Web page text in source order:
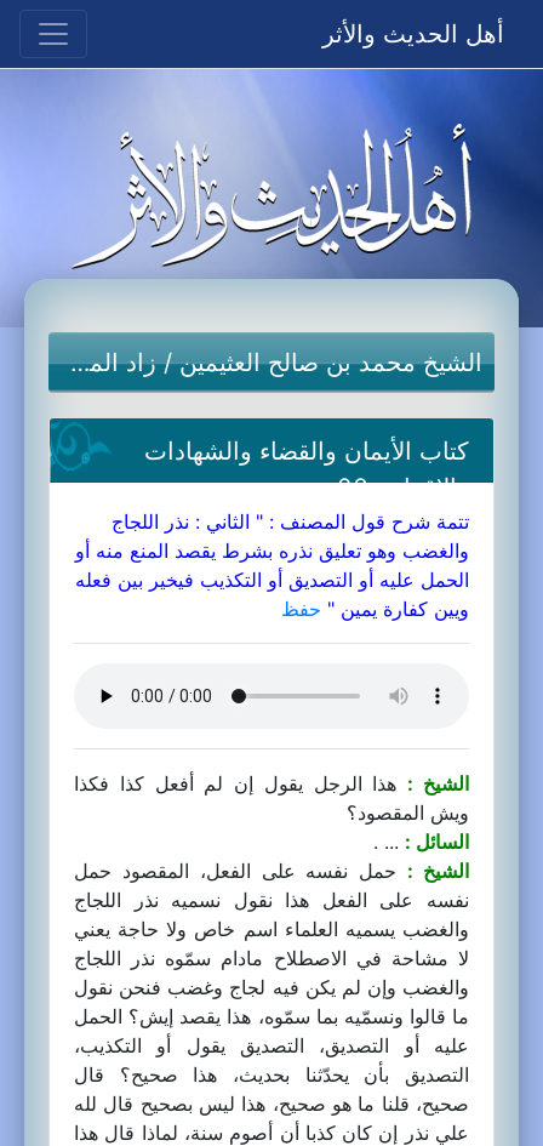
أهل الحديث والأثر
الشيخ محمد بن صالح العثيمين/زاد المستقنع
كتاب الأيمان والقضاء والشهادات
والإقرار-06a
تتمة شرح قول المصنف : " الثاني : نذر اللجاج
والغضب وهو تعليق نذره بشرط يقصد المنع منه أو
الحمل عليه أو التصديق أو التكذيب فيخير بين فعله
ويين كفارة يمين " حفظ
الشيخ : هذا الرجل يقول إن لم أفعل كذا فكذا
ويش المقصود؟
السائل : ... .
الشيخ : حمل نفسه على الفعل، المقصود حمل
نفسه على الفعل هذا نقول نسميه نذر اللجاج
والغضب يسميه العلماء اسم خاص ولا حاجة يعني
لا مشاحة في الاصطلاح مادام سمّوه نذر اللجاج
والغضب وإن لم يكن فيه لجاج وغضب فنحن نقول
ما قالوا ونسمّيه بما سمّوه، هذا يقصد إيش؟ الحمل
عليه أو التصديق، التصديق يقول أو التكذيب،
التصديق بأن يحدّثنا بحديث، هذا صحيح؟ قال
صحيح، قلنا ما هو صحيح، هذا ليس بصحيح قال لله
علي نذر إن كان كذبا أن أصوم سنة، لماذا قال هذا